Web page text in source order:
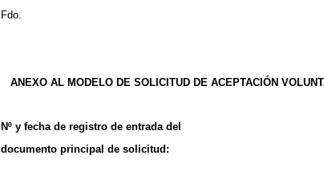
Fdo.
ANEXO AL MODELO DE SOLICITUD DE ACEPTACIÓN
Nº y fecha de registro de entrada del
documento principal de solicitud: